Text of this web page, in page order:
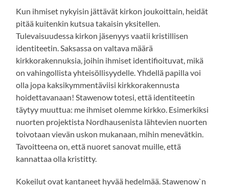
Kun ihmiset nykyisin jättävät kirkon joukoittain, heidät
pitää kuitenkin kutsua takaisin yksitellen.
Tulevaisuudessa kirkon jäsenyys vaatii kristillisen
identiteetin. Saksassa on valtava määrä
kirkkorakennuksia, joihin ihmiset identifioituvat, mikä
on vahingollista yhteisöllisyydelle. Yhdellä papilla voi
olla jopa kaksikymmentäviisi kirkkorakennusta
hoidettavanaan! Stawenow totesi, että identiteetin
täytyy muuttua: me ihmiset olemme kirkko. Esimerkiksi
nuorten projektista Nordhausenista lähtevien nuorten
toivotaan vievän uskon mukanaan, mihin menevätkin.
Tavoitteena on, että nuoret sanovat muille, että
kannattaa olla kristitty.
Kokeilut ovat kantaneet hyvää hedelmää. Stawenow`n